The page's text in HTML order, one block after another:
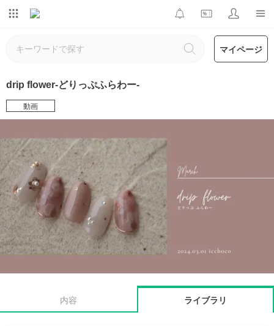
マイページ
drip flower-どりっぷふらわー-
動画
内容 ライブラリ